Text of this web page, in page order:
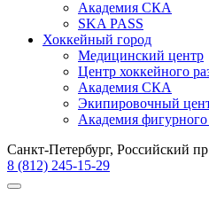
Академия СКА
SKA PASS
Хоккейный город
Медицинский центр
Центр хоккейного
Академия СКА
Экипировочный
Академия фигурного
Санкт-Петербург, Российский
8 (812) 245-15-29